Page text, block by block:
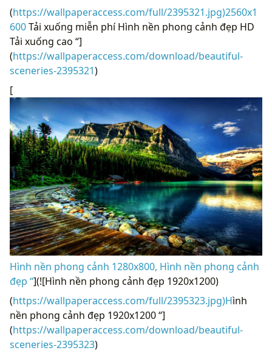
(https://wallpaperaccess.com/full/2395321.jpg)2560x1
600Tải xuống miễn phí Hình nền phong cảnh đẹp HD
Tải xuống cao “]
(https://wallpaperaccess.com/download/beautiful-
sceneries-2395321)
[
Hình nền phong cảnh 1280x800, Hình nền phong cảnh
đẹp “](![Hình nền phong cảnh đẹp 1920x1200)
(https://wallpaperaccess.com/full/2395323.jpg)Hình
nền phong cảnh đẹp 1920x1200 “]
(https://wallpaperaccess.com/download/beautiful-
sceneries-2395323)